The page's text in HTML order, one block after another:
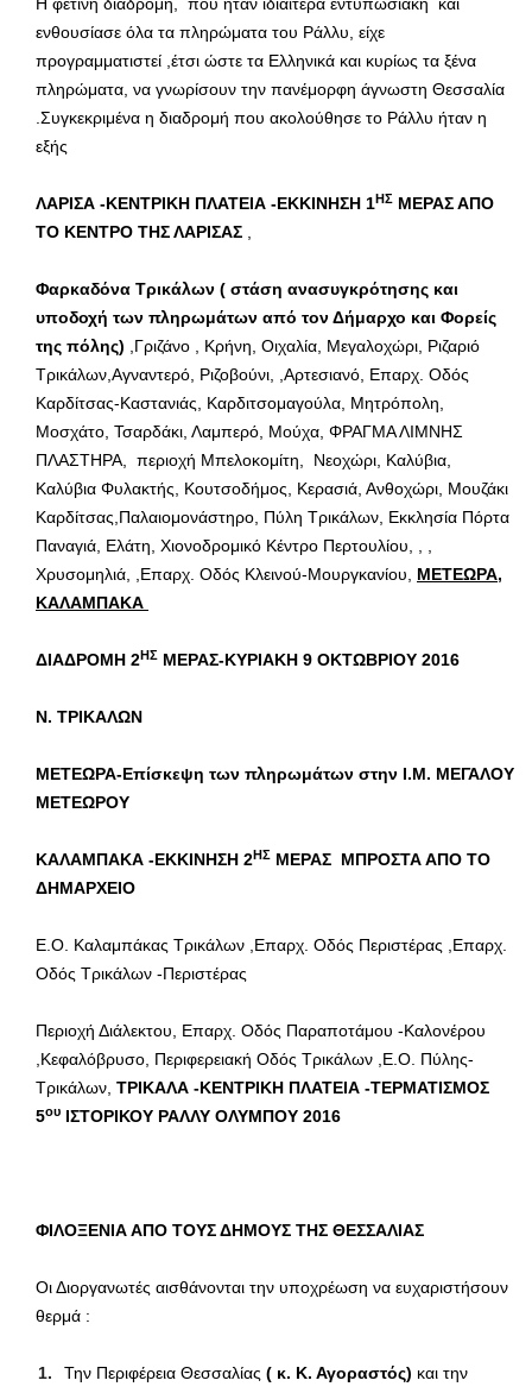
Η φετινή διαδρομή, που ήταν ιδιαίτερα εντυπωσιακή και
ενθουσίασε όλα τα πληρώματα του Ράλλυ, είχε
προγραμματιστεί ,έτσι ώστε τα Ελληνικά και κυρίως τα ξένα
πληρώματα, να γνωρίσουν την πανέμορφη άγνωστη Θεσσαλία
.Συγκεκριμένα η διαδρομή που ακολούθησε το Ράλλυ ήταν η
εξής
ΛΑΡΙΣΑ -ΚΕΝΤΡΙΚΗ ΠΛΑΤΕΙΑ -ΕΚΚΙΝΗΣΗ 1ΗΣ ΜΕΡΑΣ ΑΠΟ
ΤΟ ΚΕΝΤΡΟ ΤΗΣ ΛΑΡΙΣΑΣ ,
Φαρκαδόνα Τρικάλων ( στάση ανασυγκρότησης και
υποδοχή των πληρωμάτων από τον Δήμαρχο και Φορείς
της πόλης) ,Γριζάνο , Κρήνη, Οιχαλία, Μεγαλοχώρι, Ριζαριό
Τρικάλων,Αγναντερό, Ριζοβούνι, ,Αρτεσιανό, Επαρχ. Οδός
Καρδίτσας-Καστανιάς, Καρδιτσομαγούλα, Μητρόπολη,
Μοσχάτο, Τσαρδάκι, Λαμπερό, Μούχα, ΦΡΑΓΜΑ ΛΙΜΝΗΣ
ΠΛΑΣΤΗΡΑ, περιοχή Μπελοκομίτη, Νεοχώρι, Καλύβια,
Καλύβια Φυλακτής, Κουτσοδήμος, Κερασιά, Ανθοχώρι, Μουζάκι
Καρδίτσας,Παλαιομονάστηρο, Πύλη Τρικάλων, Εκκλησία Πόρτα
Παναγιά, Ελάτη, Χιονοδρομικό Κέντρο Περτουλίου, , ,
Χρυσομηλιά, ,Επαρχ. Οδός Κλεινού-Μουργκανίου, ΜΕΤΕΩΡΑ,
ΚΑΛΑΜΠΑΚΑ
ΔΙΑΔΡΟΜΗ 2ΗΣ ΜΕΡΑΣ-ΚΥΡΙΑΚΗ 9 ΟΚΤΩΒΡΙΟΥ 2016
Ν. ΤΡΙΚΑΛΩΝ
ΜΕΤΕΩΡΑ-Επίσκεψη των πληρωμάτων στην Ι.Μ. ΜΕΓΑΛΟΥ
ΜΕΤΕΩΡΟΥ
ΚΑΛΑΜΠΑΚΑ -ΕΚΚΙΝΗΣΗ 2ΗΣ ΜΕΡΑΣ ΜΠΡΟΣΤΑ ΑΠΟ ΤΟ
ΔΗΜΑΡΧΕΙΟ
Ε.Ο. Καλαμπάκας Τρικάλων ,Επαρχ. Οδός Περιστέρας ,Επαρχ.
Οδός Τρικάλων -Περιστέρας
Περιοχή Διάλεκτου, Επαρχ. Οδός Παραποτάμου -Καλονέρου
,Κεφαλόβρυσο, Περιφερειακή Οδός Τρικάλων ,Ε.Ο. Πύλης-
Τρικάλων, ΤΡΙΚΑΛΑ -ΚΕΝΤΡΙΚΗ ΠΛΑΤΕΙΑ -ΤΕΡΜΑΤΙΣΜΟΣ
5ου ΙΣΤΟΡΙΚΟΥ ΡΑΛΛΥ ΟΛΥΜΠΟΥ 2016
ΦΙΛΟΞΕΝΙΑ ΑΠΟ ΤΟΥΣ ΔΗΜΟΥΣ ΤΗΣ ΘΕΣΣΑΛΙΑΣ
Οι Διοργανωτές αισθάνονται την υποχρέωση να ευχαριστήσουν
θερμά :
Την Περιφέρεια Θεσσαλίας ( κ. Κ. Αγοραστός) και την